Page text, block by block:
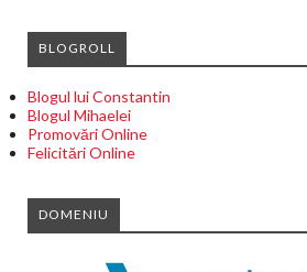
BLOGROLL
Blogul lui Constantin
Blogul Mihaelei
Promovări Online
Felicitări Online
DOMENIU